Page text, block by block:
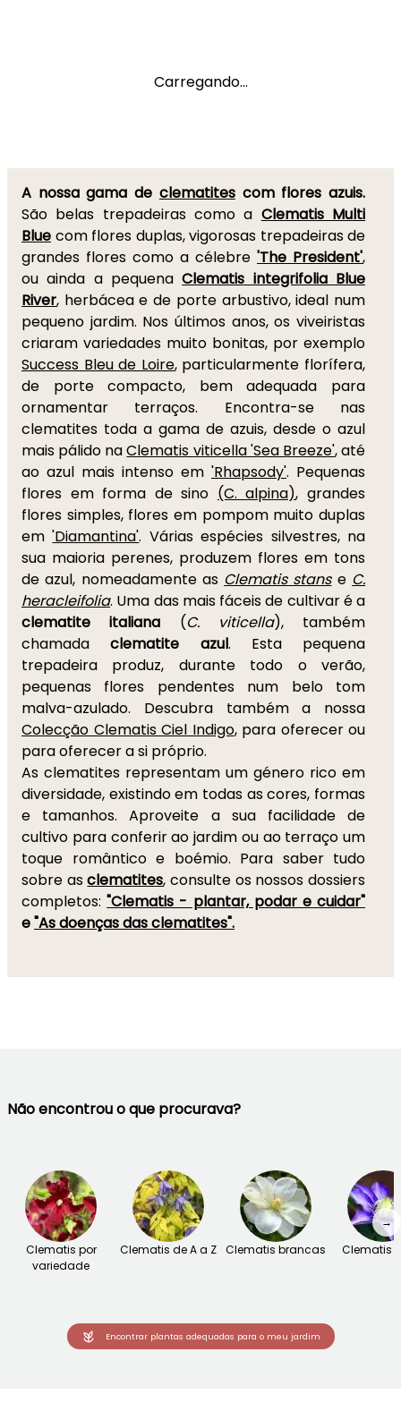
Carregando...
A nossa gama de clematitescom flores azuis.
São belas trepadeiras como a Clematis Multi
Blue com flores duplas, vigorosas trepadeiras de
grandes flores como a célebre 'The President',
ou ainda a pequenaClematis integrifolia Blue
River, herbácea e de porte arbustivo, ideal num
pequeno jardim. Nos últimos anos, os viveiristas
criaram variedades muito bonitas, por exemplo
Success Bleu de Loire, particularmente florífera,
de porte compacto, bem adequada para
ornamentar terraços. Encontra-se nas
clematites toda a gama de azuis, desde o azul
mais pálido naClematis viticella 'Sea Breeze', até
ao azul mais intenso em 'Rhapsody'. Pequenas
flores em forma de sino (C. alpina), grandes
flores simples, flores em pompom muito duplas
em'Diamantina'. Várias espécies silvestres, na
sua maioria perenes, produzem flores em tons
de azul, nomeadamente as Clematis stanse C.
heracleifolia. Uma das mais fáceis de cultivar é a
clematite italiana (C. viticella), também
chamadaclematite azul. Esta pequena
trepadeira produz, durante todo o verão,
pequenas flores pendentes num belo tom
malva-azulado. Descubra também a nossa
Colecção Clematis Ciel Indigo, para oferecer ou
para oferecer a si próprio.
As clematites representam um género rico em
diversidade, existindo em todas as cores, formas
e tamanhos. Aproveite a sua facilidade de
cultivo para conferir ao jardim ou ao terraço um
toque romântico e boémio. Para saber tudo
sobre asclematites, consulte os nossos dossiers
completos:"Clematis - plantar, podar e cuidar"
e"As doenças das clematites".
Não encontrou o que procurava?
Clematis por
variedade
Clematis de A a Z Clematis brancas Clematis
→
Encontrar plantas adequadas para o meu jardim